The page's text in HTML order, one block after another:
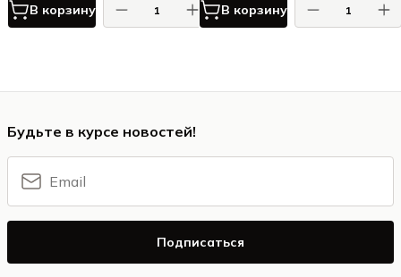
В корзину В корзину
Будьте в курсе новостей!
Подписаться